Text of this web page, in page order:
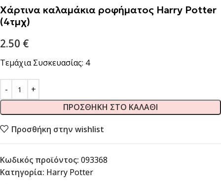
Χάρτινα καλαμάκια ροφήματος Harry Potter
(4τμχ)
2.50 €
Τεμάχια Συσκευασίας: 4
ΠΡΟΣΘΉΚΗ ΣΤΟ ΚΑΛΆΘΙ
Προσθήκη στην wishlist
Κωδικός προϊόντος: 093368
Κατηγορία: Harry Potter